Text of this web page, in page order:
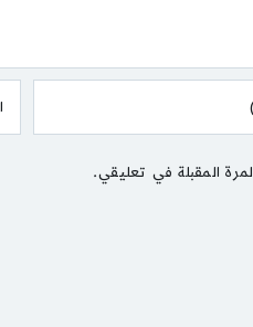
المقبلة في تعليقي.